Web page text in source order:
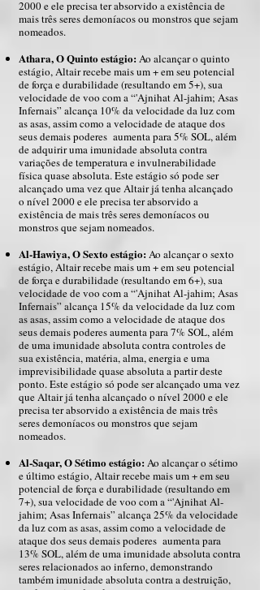
2000 e ele precisa ter absorvido a existência de
mais três seres demoníacos ou monstros que sejam
nomeados.
Athara, O Quinto estágio: Ao alcançar o quinto
estágio, Altair recebe mais um + em seu potencial
de força e durabilidade (resultando em 5+), sua
velocidade de voo com a “'Ajnihat Al-jahim; Asas
Infernais” alcança 10% da velocidade da luz com
as asas, assim como a velocidade de ataque dos
seus demais poderes aumenta para 5% SOL, além
de adquirir uma imunidade absoluta contra
variações de temperatura e invulnerabilidade
física quase absoluta. Este estágio só pode ser
alcançado uma vez que Altair já tenha alcançado
o nível 2000 e ele precisa ter absorvido a
existência de mais três seres demoníacos ou
monstros que sejam nomeados.
Al-Hawiya, O Sexto estágio: Ao alcançar o sexto
estágio, Altair recebe mais um + em seu potencial
de força e durabilidade (resultando em 6+), sua
velocidade de voo com a “'Ajnihat Al-jahim; Asas
Infernais” alcança 15% da velocidade da luz com
as asas, assim como a velocidade de ataque dos
seus demais poderes aumenta para 7% SOL, além
de uma imunidade absoluta contra controles de
sua existência, matéria, alma, energia e uma
imprevisibilidade quase absoluta a partir deste
ponto. Este estágio só pode ser alcançado uma vez
que Altair já tenha alcançado o nível 2000 e ele
precisa ter absorvido a existência de mais três
seres demoníacos ou monstros que sejam
nomeados.
Al-Saqar, O Sétimo estágio: Ao alcançar o sétimo
e último estágio, Altair recebe mais um + em seu
potencial de força e durabilidade (resultando em
7+), sua velocidade de voo com a “'Ajnihat Al-
jahim; Asas Infernais” alcança 25% da velocidade
da luz com as asas, assim como a velocidade de
ataque dos seus demais poderes aumenta para
13% SOL, além de uma imunidade absoluta contra
seres relacionados ao inferno, demonstrando
também imunidade absoluta contra a destruição,